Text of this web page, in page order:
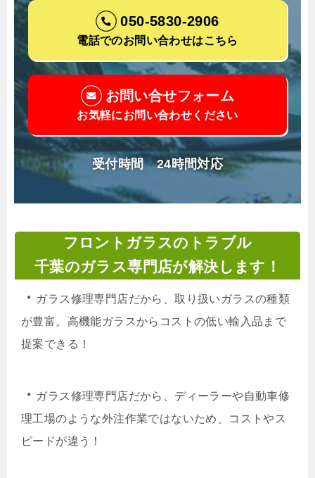
050-5830-2906
電話でのお問い合わせはこちら
お問い合せフォーム
お気軽にお問い合わせください
受付時間 24時間対応
フロントガラスのトラブル
千葉のガラス専門店が解決します！
・ ガラス修理専門店だから、取り扱いガラスの種類
が豊富。高機能ガラスからコストの低い輸入品まで
提案できる！
・ ガラス修理専門店だから、ディーラーや自動車修
理工場のような外注作業ではないため、コストやス
ピードが違う！